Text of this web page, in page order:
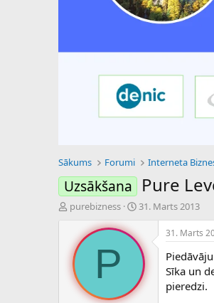
Sākums Forumi Interneta
Uzsākšana Pure
P
e
d
e
purebizness
S
u
m
a
d
a
31. Marts 2013
P
31. Marts
Sīka un
pieredzi.